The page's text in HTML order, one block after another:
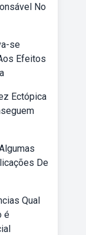
No
se
Efeitos
Ectópica
De
Qual
é